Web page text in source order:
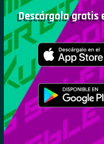
Descárgala gratis